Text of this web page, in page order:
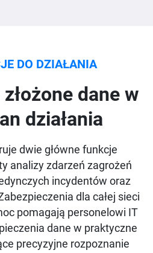
DO DZIAŁANIA
dane w
działania
dwie główne funkcje
analizy zdarzeń zagrożeń
incydentów oraz
dla całej sieci
pomagają personelowi IT
dane w praktyczne
precyzyjne rozpoznanie